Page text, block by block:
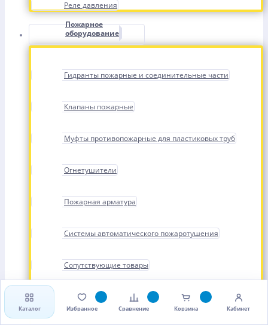
Реле давления
Пожарное
оборудование
Гидранты пожарные и соединительные части
Клапаны пожарные
Муфты противопожарные для пластиковых труб
Огнетушители
Пожарная арматура
Системы автоматического пожаротушения
Сопутствующие товары
Стволы, рукава и головки пожарные
Каталог Избранное Сравнение Корзина Кабинет